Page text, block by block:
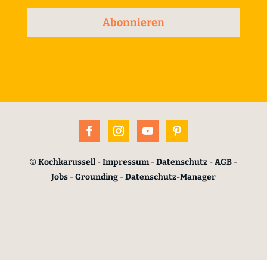
Abonnieren
©Kochkarussell -Impressum-Datenschutz -AGB -
Jobs-Grounding-Datenschutz-Manager